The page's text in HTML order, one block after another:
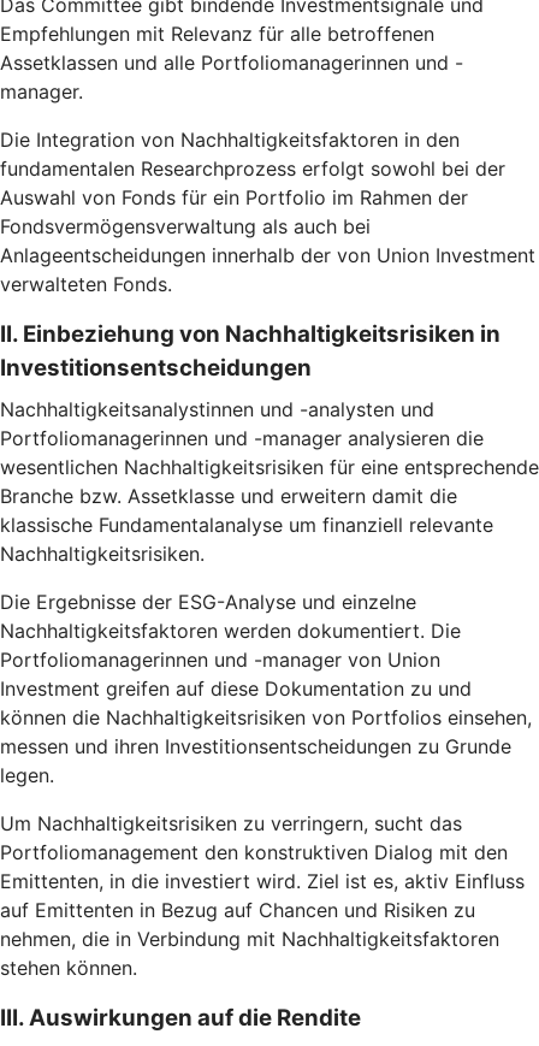
Das Committee gibt bindende Investmentsignale und
Empfehlungen mit Relevanz für alle betroffenen
Assetklassen und alle Portfoliomanagerinnen und -
manager.
Die Integration von Nachhaltigkeitsfaktoren in den
fundamentalen Researchprozess erfolgt sowohl bei der
Auswahl von Fonds für ein Portfolio im Rahmen der
Fondsvermögensverwaltung als auch bei
Anlageentscheidungen innerhalb der von Union Investment
verwalteten Fonds.
II. Einbeziehung von Nachhaltigkeitsrisiken in
Investitionsentscheidungen
Nachhaltigkeitsanalystinnen und -analysten und
Portfoliomanagerinnen und -manager analysieren die
wesentlichen Nachhaltigkeitsrisiken für eine entsprechende
Branche bzw. Assetklasse und erweitern damit die
klassische Fundamentalanalyse um finanziell relevante
Nachhaltigkeitsrisiken.
Die Ergebnisse der ESG-Analyse und einzelne
Nachhaltigkeitsfaktoren werden dokumentiert. Die
Portfoliomanagerinnen und -manager von Union
Investment greifen auf diese Dokumentation zu und
können die Nachhaltigkeitsrisiken von Portfolios einsehen,
messen und ihren Investitionsentscheidungen zu Grunde
legen.
Um Nachhaltigkeitsrisiken zu verringern, sucht das
Portfoliomanagement den konstruktiven Dialog mit den
Emittenten, in die investiert wird. Ziel ist es, aktiv Einfluss
auf Emittenten in Bezug auf Chancen und Risiken zu
nehmen, die in Verbindung mit Nachhaltigkeitsfaktoren
stehen können.
III. Auswirkungen auf die Rendite